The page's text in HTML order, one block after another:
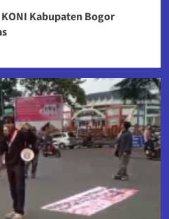
Kabupaten Bogor